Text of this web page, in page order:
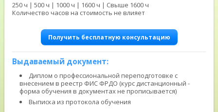
250 ч | 500 ч | 1000 ч | 1600 ч | Свыше 1600 ч
Количество часов на стоимость не влияет
Получить бесплатную консультацию
Выдаваемый документ:
Диплом о профессиональной переподготовке с
внесением в реестр ФИС ФРДО (курс дистанционный -
форма обучения в документах не прописывается)
Выписка из протокола обучения